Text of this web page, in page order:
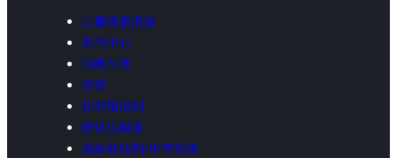
口服液悬混液
新闻中心
消毒剂类
疫苗
粉剂预混剂
粉针注射液
高效颗粒剂/中草药类